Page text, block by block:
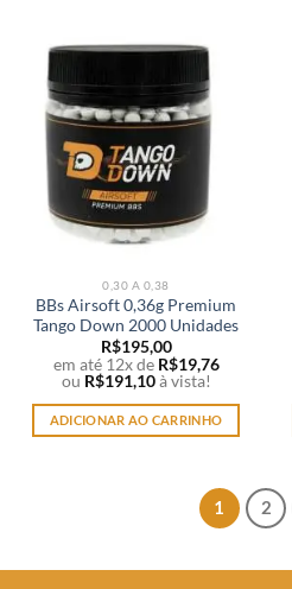
0,30 A 0,38
BBs Airsoft 0,36g Premium
Tango Down 2000 Unidades
R$195,00
em até 12x de R$19,76
ou R$191,10 à vista!
ADICIONAR AO CARRINHO
1 2